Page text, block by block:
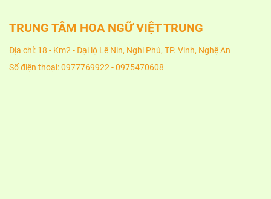
TRUNG TÂM HOA NGỮ VIỆT TRUNG
Địa chỉ: 18 - Km2 - Đại lộ Lê Nin, Nghi Phú, TP. Vinh, Nghệ An
Số điện thoại: 0977769922 - 0975470608